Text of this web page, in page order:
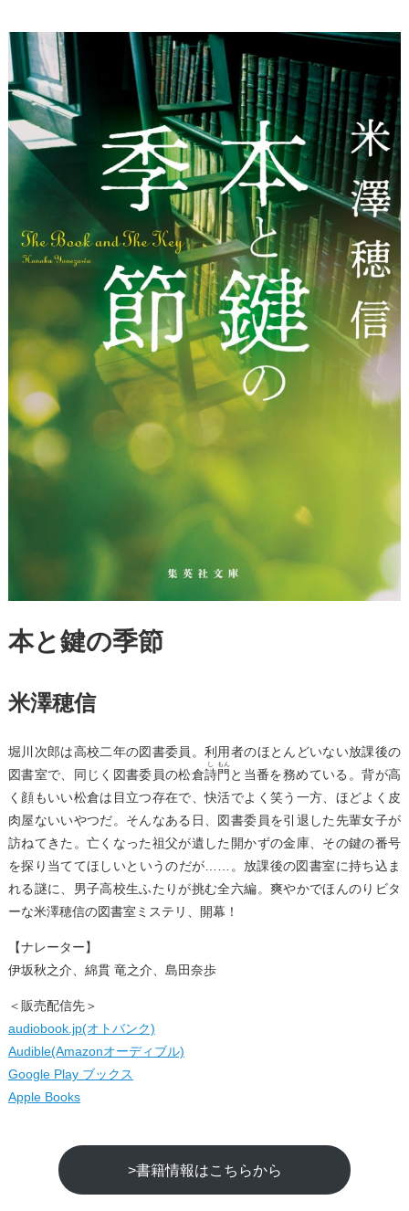
本と鍵の季節
米澤穂信
堀川次郎は高校二年の図書委員。利用者のほとんどいない放課後の
図書室で、同じく図書委員の松倉詩
し
門
もん
と当番を務めている。背が高
く顔もいい松倉は目立つ存在で、快活でよく笑う一方、ほどよく皮
肉屋ないいやつだ。そんなある日、図書委員を引退した先輩女子が
訪ねてきた。亡くなった祖父が遺した開かずの金庫、その鍵の番号
を探り当ててほしいというのだが……。放課後の図書室に持ち込ま
れる謎に、男子高校生ふたりが挑む全六編。爽やかでほんのりビタ
ーな米澤穂信の図書室ミステリ、開幕！
【ナレーター】
伊坂秋之介、綿貫 竜之介、島田奈歩
＜販売配信先＞
audiobook.jp(オトバンク)
Audible(Amazonオーディブル)
Google Play ブックス
Apple Books
>書籍情報はこちらから